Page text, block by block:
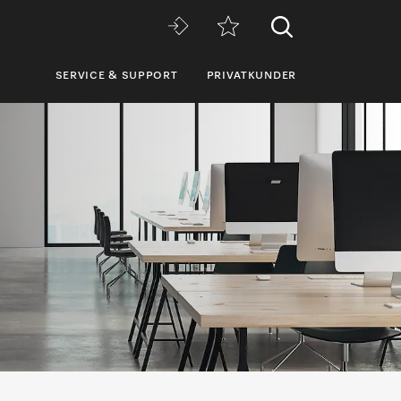
SERVICE & SUPPORT PRIVATKUNDER